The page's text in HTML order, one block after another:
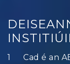
Cad é an